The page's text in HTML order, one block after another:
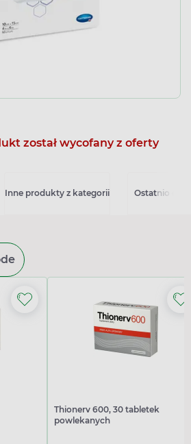
został wycofany z oferty
Inne produkty z kategorii Ostatnio
Thionerv 600, 30 tabletek
powlekanych